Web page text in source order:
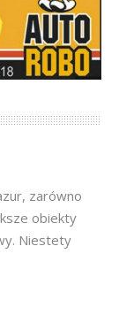
zarówno
obiekty
Niestety